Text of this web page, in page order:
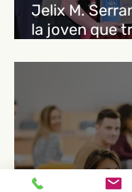
Jelix M.
la joven que